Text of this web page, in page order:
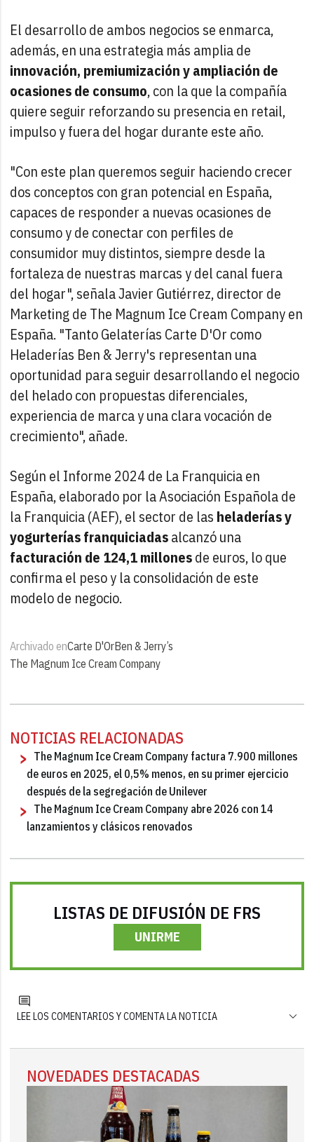
El desarrollo de ambos negocios se enmarca,
además, en una estrategia más amplia de
innovación, premiumización y ampliación de
ocasiones de consumo, con la que la compañía
quiere seguir reforzando su presencia en retail,
impulso y fuera del hogar durante este año.
"Con este plan queremos seguir haciendo crecer
dos conceptos con gran potencial en España,
capaces de responder a nuevas ocasiones de
consumo y de conectar con perfiles de
consumidor muy distintos, siempre desde la
fortaleza de nuestras marcas y del canal fuera
del hogar", señala Javier Gutiérrez, director de
Marketing de The Magnum Ice Cream Company en
España. "Tanto Gelaterías Carte D'Or como
Heladerías Ben & Jerry's representan una
oportunidad para seguir desarrollando el negocio
del helado con propuestas diferenciales,
experiencia de marca y una clara vocación de
crecimiento", añade.
Según el Informe 2024 de La Franquicia en
España, elaborado por la Asociación Española de
la Franquicia (AEF), el sector de las heladerías y
yogurterías franquiciadasalcanzó una
facturación de 124,1 millonesde euros, lo que
confirma el peso y la consolidación de este
modelo de negocio.
Archivado enCarte D'OrBen & Jerry’s
The Magnum Ice Cream Company
NOTICIAS RELACIONADAS
The Magnum Ice Cream Company factura 7.900 millones
de euros en 2025, el 0,5% menos, en su primer ejercicio
después de la segregación de Unilever
The Magnum Ice Cream Company abre 2026 con 14
lanzamientos y clásicos renovados
LISTAS DE DIFUSIÓN DE FRS
UNIRME
LEE LOS COMENTARIOS Y COMENTA LA NOTICIA
NOVEDADES DESTACADAS